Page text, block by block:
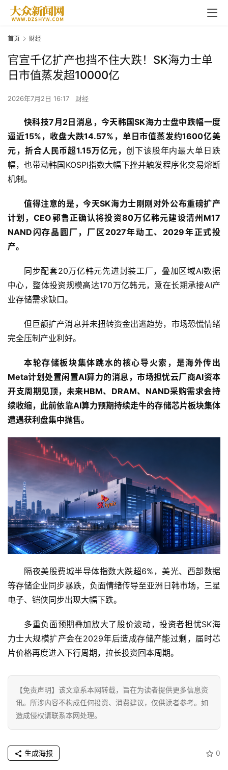
首
页
资
业
消
费
生
活
科
技
经
育
专
题
车
首页 财经
官宣千亿扩产也挡不住大跌！SK海力士单
日市值蒸发超10000亿
2026年7月2日 16:17 财经
快科技7月2日消息，今天韩国SK海力士盘中跌幅一度
逼近15%，收盘大跌14.57%，单日市值蒸发约1600亿美
元，折合人民币超1.15万亿元， 创下该股年内最大单日跌
幅，也带动韩国KOSPI指数大幅下挫并触发程序化交易熔断
机制。
值得注意的是，今天SK海力士刚刚对外公布重磅扩产
计划，CEO郭鲁正确认将投资80万亿韩元建设清州M17
NAND闪存晶圆厂，厂区2027年动工、2029年正式投
产。
同步配套20万亿韩元先进封装工厂，叠加区域AI数据
中心，整体投资规模高达170万亿韩元，意在长期承接AI产
业存储需求缺口。
但巨额扩产消息并未扭转资金出逃趋势，市场恐慌情绪
完全压制产业利好。
本轮存储板块集体跳水的核心导火索，是海外传出
Meta计划处置闲置AI算力的消息，市场担忧云厂商AI资本
开支周期见顶，未来HBM、DRAM、NAND采购需求会持
续收缩，此前依靠AI算力预期持续走牛的存储芯片板块集体
遭遇获利盘集中抛售。
隔夜美股费城半导体指数大跌超6%，美光、西部数据
等存储企业同步暴跌，负面情绪传导至亚洲日韩市场，三星
电子、铠侠同步出现大幅下跌。
多重负面预期叠加放大了股价波动，投资者担忧SK海
力士大规模扩产会在2029年后造成存储产能过剩，届时芯
片价格再度进入下行周期，拉长投资回本周期。
【免责声明】该文章系本网转载，旨在为读者提供更多信息资
讯。所涉内容不构成任何投资、消费建议，仅供读者参考。如
造成侵权请联系本网处理。
0
生成海报